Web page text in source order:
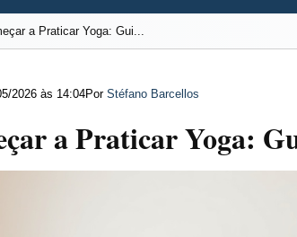
a Praticar Yoga: Gui...
2026 às 14:04Por Stéfano Barcellos
a Praticar Yoga: